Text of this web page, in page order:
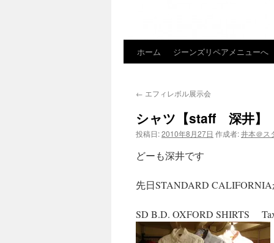
テ
ス
キ
ッ
ホーム ジーンズリペアメニューへ
← エフィレボル展示会
シャツ【staff 深井】
投稿日:2010年8月27日 作成者:井本＠ス
どーも深井です
先日STANDARD
SD B.D. OXFORD SHIRTS